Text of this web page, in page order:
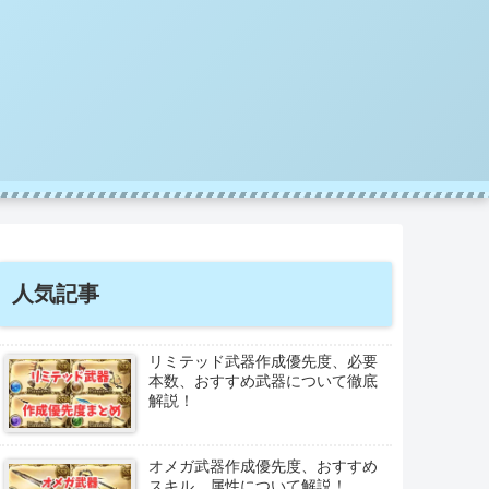
人気記事
リミテッド武器作成優先度、必要
本数、おすすめ武器について徹底
解説！
オメガ武器作成優先度、おすすめ